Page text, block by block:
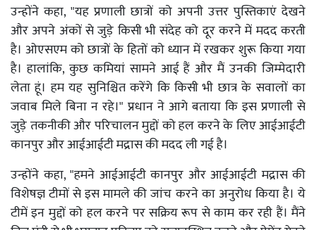
उन्होंने कहा, "यह प्रणाली छात्रों को अपनी उत्तर पुस्तिकाएं देखने
और अपने अंकों से जुड़े किसी भी संदेह को दूर करने में मदद करती
है। ओएसएम को छात्रों के हितों को ध्यान में रखकर शुरू किया गया
है। हालांकि, कुछ कमियां सामने आई हैं और मैं उनकी जिम्मेदारी
लेता हूं। हम यह सुनिश्चित करेंगे कि किसी भी छात्र के सवालों का
जवाब मिले बिना न रहे।" प्रधान ने आगे बताया कि इस प्रणाली से
जुड़े तकनीकी और परिचालन मुद्दों को हल करने के लिए आईआईटी
कानपुर और आईआईटी मद्रास की मदद ली गई है।
उन्होंने कहा, "हमने आईआईटी कानपुर और आईआईटी मद्रास की
विशेषज्ञ टीमों से इस मामले की जांच करने का अनुरोध किया है। ये
टीमें इन मुद्दों को हल करने पर सक्रिय रूप से काम कर रही हैं। मैंने